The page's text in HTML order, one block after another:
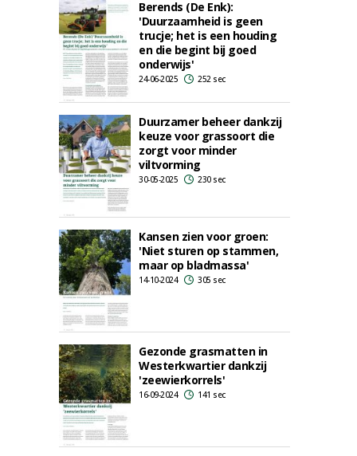
Berends (De Enk):
'Duurzaamheid is geen
trucje; het is een houding
en die begint bij goed
onderwijs'
24-06-2025 252 sec
Duurzamer beheer dankzij
keuze voor grassoort die
zorgt voor minder
viltvorming
30-05-2025 230 sec
Kansen zien voor groen:
'Niet sturen op stammen,
maar op bladmassa'
14-10-2024 305 sec
Gezonde grasmatten in
Westerkwartier dankzij
'zeewierkorrels'
16-09-2024 141 sec